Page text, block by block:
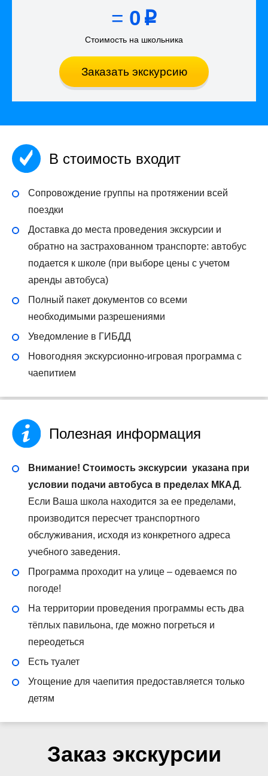
= 0 p
Стоимость на школьника
Заказать экскурсию
В стоимость входит
Сопровождение группы на протяжении всей
поездки
Доставка до места проведения экскурсии и
обратно на застрахованном транспорте: автобус
подается к школе (при выборе цены с учетом
аренды автобуса)
Полный пакет документов со всеми
необходимыми разрешениями
Уведомление в ГИБДД
Новогодняя экскурсионно-игровая программа с
чаепитием
Полезная информация
Внимание! Стоимость экскурсии указана при
условии подачи автобуса в пределах МКАД.
Если Ваша школа находится за ее пределами,
производится пересчет транспортного
обслуживания, исходя из конкретного адреса
учебного заведения.
Программа проходит на улице – одеваемся по
погоде!
На территории проведения программы есть два
тёплых павильона, где можно погреться и
переодеться
Есть туалет
Угощение для чаепития предоставляется только
детям
Заказ экскурсии